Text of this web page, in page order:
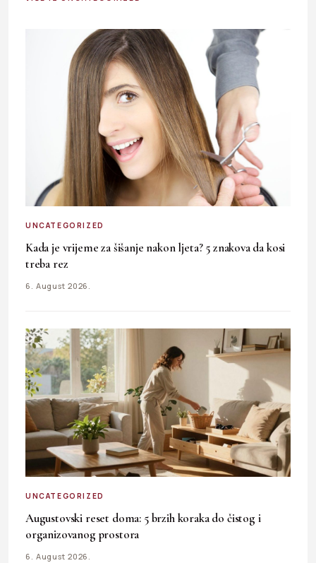
UNCATEGORIZED
Kada je vrijeme za šišanje nakon ljeta? 5 znakova da kosi
treba rez
6. August 2026.
UNCATEGORIZED
Augustovski reset doma: 5 brzih koraka do čistog i
organizovanog prostora
6. August 2026.